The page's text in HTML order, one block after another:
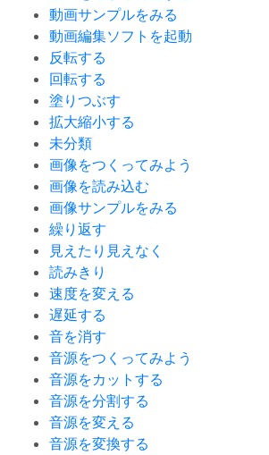
動画サンプルをみる
動画編集ソフトを起動
反転する
回転する
塗りつぶす
拡大縮小する
未分類
画像をつくってみよう
画像を読み込む
画像サンプルをみる
繰り返す
見えたり見えなく
読みきり
速度を変える
遅延する
音を消す
音源をつくってみよう
音源をカットする
音源を分割する
音源を変える
音源を変換する